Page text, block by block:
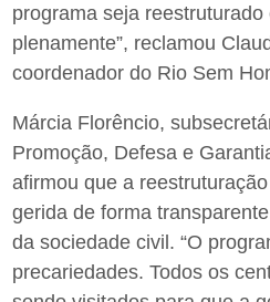
programa seja
plenamente”, reclamou
coordenador do Rio Sem
Márcia Florêncio,
Promoção, Defesa e
afirmou que a
gerida de forma
da sociedade civil. “O
precariedades. Todos os